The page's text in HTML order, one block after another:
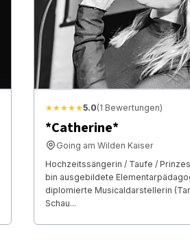
★★★★★5.0(1 Bewertungen)
*Catherine*
Going am Wilden Kaiser
Hochzeitssängerin / Taufe /
bin ausgebildete
diplomierte Musicaldarstellerin
Schau...